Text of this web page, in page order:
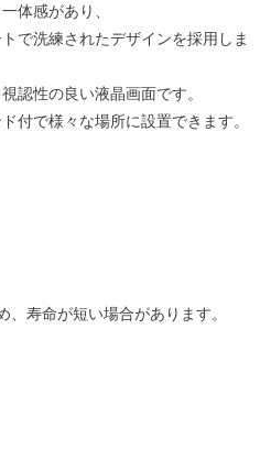
体感があり、
で洗練されたデザインを採用しま
認性の良い液晶画面です。
付で様々な場所に設置できます。
寿命が短い場合があります。